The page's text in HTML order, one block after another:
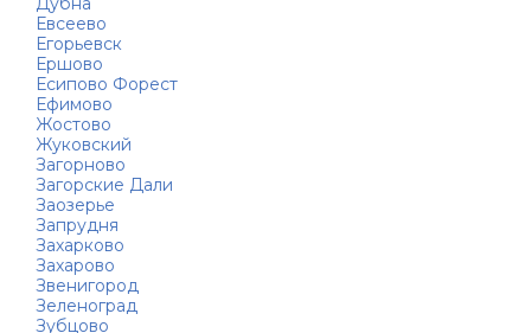
Евсеево
Егорьевск
Ершово
Есипово Форест
Ефимово
Жостово
Жуковский
Загорново
Загорские Дали
Заозерье
Запрудня
Захарково
Захарово
Звенигород
Зеленоград
Зубцово